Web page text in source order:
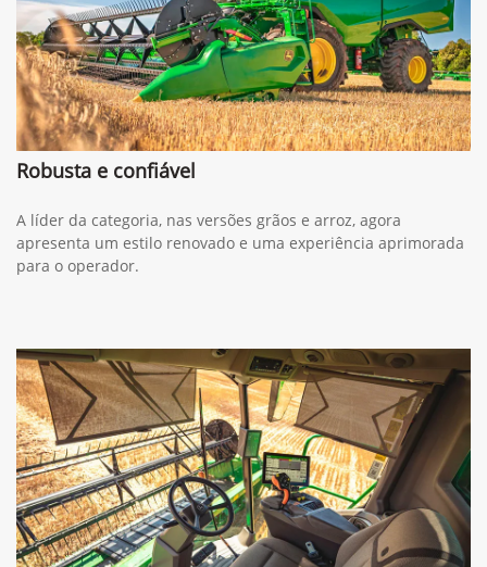
Robusta e confiável
A líder da categoria, nas versões grãos e arroz, agora
apresenta um estilo renovado e uma experiência aprimorada
para o operador.